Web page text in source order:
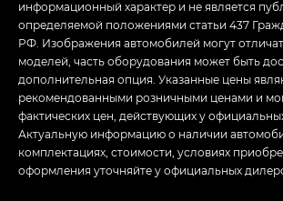
информационный характер и не является
определяемой положениями статьи 437
РФ. Изображения автомобилей могут
моделей, часть оборудования может быть
дополнительная опция. Указанные цены
рекомендованными розничными ценами и
фактических цен, действующих у
Актуальную информацию о наличии
комплектациях, стоимости, условиях
оформления уточняйте у официальных